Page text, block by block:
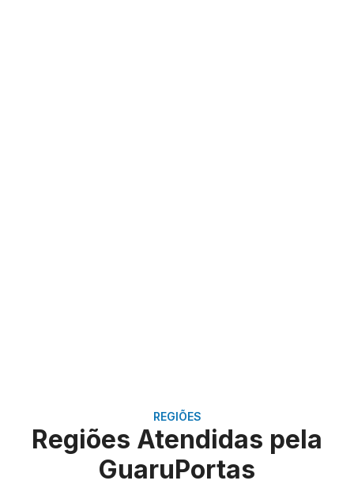
REGIÕES
Regiões Atendidas pela
GuaruPortas